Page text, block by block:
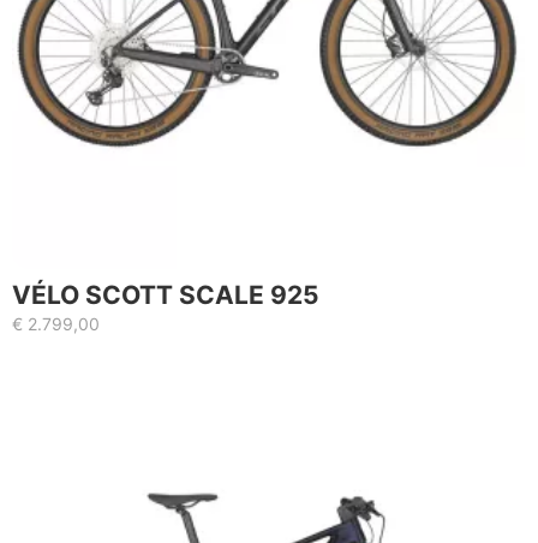
VÉLO SCOTT SCALE 925
€ 2.799,00